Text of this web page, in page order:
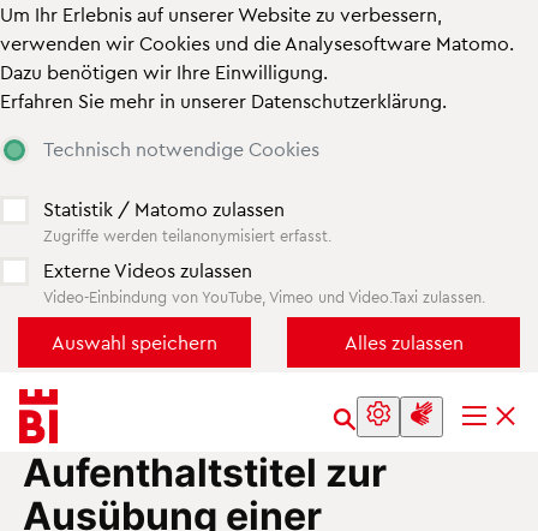
Um Ihr Erlebnis auf unserer Website zu verbessern,
verwenden wir Cookies und die Analysesoftware Matomo.
Dazu benötigen wir Ihre Einwilligung.
Erfahren Sie mehr in unserer Datenschutzerklärung.
Technisch notwendige Cookies
Statistik / Matomo zulassen
Zugriffe werden teilanonymisiert erfasst.
Externe Videos zulassen
Video-Einbindung von YouTube, Vimeo und Video.Taxi zulassen.
Inhalt
anspringen
Menü
anspringen